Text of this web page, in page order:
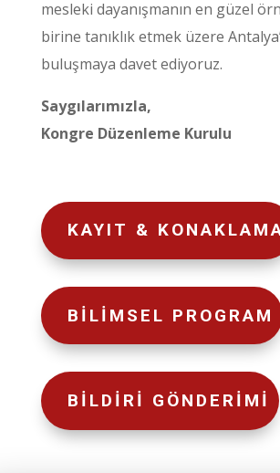
mesleki dayanışmanın en güzel
birine tanıklık etmek üzere
buluşmaya davet ediyoruz.
Saygılarımızla,
Kongre Düzenleme Kurulu
KAYIT &
BİLİMSEL PROGRAM
BİLDİRİ GÖNDERİMİ